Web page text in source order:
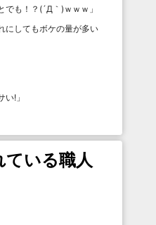
でも！？(´Д｀)ｗｗｗ 」
にしてもボケの量が多い
い! 」
ている職人